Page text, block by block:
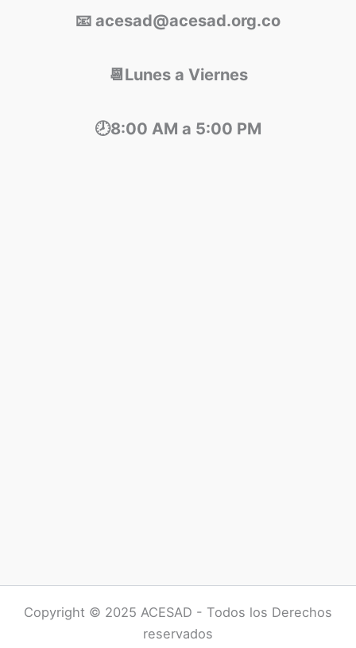
📧 acesad@acesad.org.co
📆Lunes a Viernes
🕗8:00 AM a 5:00 PM
Copyright © 2025 ACESAD - Todos los Derechos
reservados